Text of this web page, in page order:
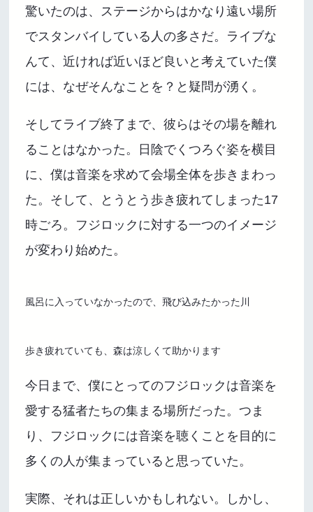
驚いたのは、ステージからはかなり遠い場所
でスタンバイしている人の多さだ。ライブな
んて、近ければ近いほど良いと考えていた僕
には、なぜそんなことを？と疑問が湧く。
そしてライブ終了まで、彼らはその場を離れ
ることはなかった。日陰でくつろぐ姿を横目
に、僕は音楽を求めて会場全体を歩きまわっ
た。そして、とうとう歩き疲れてしまった17
時ごろ。フジロックに対する一つのイメージ
が変わり始めた。
風呂に入っていなかったので、飛び込みたかった川
歩き疲れていても、森は涼しくて助かります
今日まで、僕にとってのフジロックは音楽を
愛する猛者たちの集まる場所だった。つま
り、フジロックには音楽を聴くことを目的に
多くの人が集まっていると思っていた。
実際、それは正しいかもしれない。しかし、